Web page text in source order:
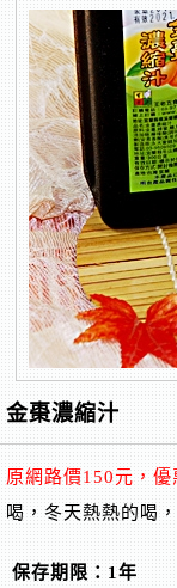
金棗濃縮汁
原網路價150元，優
喝，冬天熱熱的喝
保存期限：1年